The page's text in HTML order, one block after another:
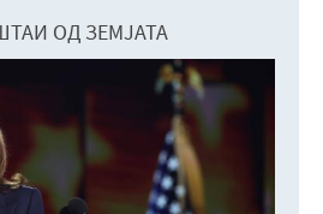
ОД ЗЕМЈАТА